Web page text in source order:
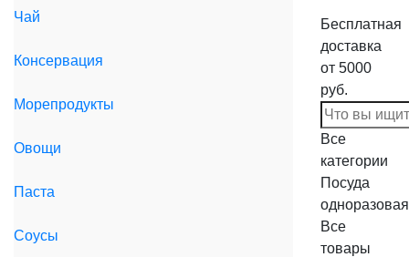
Чай
Консервация
Морепродукты
Овощи
Паста
Соусы
Бесплатная
доставка
от 5000
руб.
Все
категории
Посуда
одноразовая
Все
товары